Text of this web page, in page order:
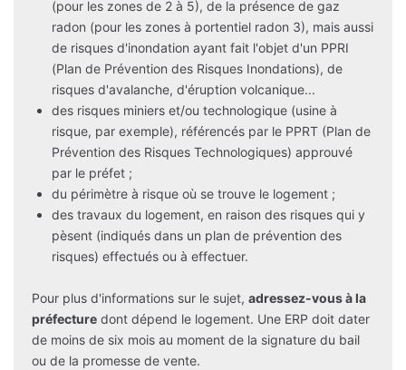
(pour les zones de 2 à 5), de la présence de gaz
radon (pour les zones à portentiel radon 3), mais aussi
de risques d'inondation ayant fait l'objet d'un PPRI
(Plan de Prévention des Risques Inondations), de
risques d'avalanche, d'éruption volcanique...
des risques miniers et/ou technologique (usine à
risque, par exemple), référencés par le PPRT (Plan de
Prévention des Risques Technologiques) approuvé
par le préfet ;
du périmètre à risque où se trouve le logement ;
des travaux du logement, en raison des risques qui y
pèsent (indiqués dans un plan de prévention des
risques) effectués ou à effectuer.
Pour plus d'informations sur le sujet, adressez-vous à la
préfecture dont dépend le logement. Une ERP doit dater
de moins de six mois au moment de la signature du bail
ou de la promesse de vente.